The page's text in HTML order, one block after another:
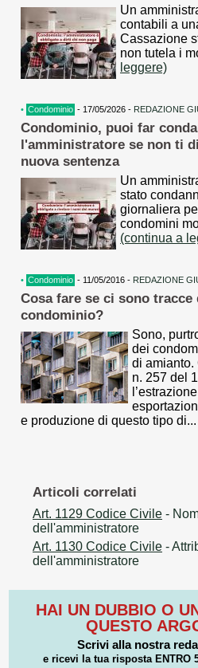
Un
contabili a
Cassazione
non tutela i
leggere)
• Condominio - 17/05/2026 - REDAZIONE
Condominio, puoi far
l'amministratore se non ti
nuova sentenza
Un
stato
giornaliera
condomini
(continua a
• Condominio - 11/05/2016 - REDAZIONE
Cosa fare se ci sono
condominio?
Sono,
dei
di amianto.
n. 257 del
e produzione di questo tipo di...
Articoli correlati
Art. 1129 Codice Civile -
dell'amministratore
Art. 1130 Codice Civile -
dell'amministratore
HAI UN DUBBIO O
QUESTO
Scrivi alla nostra
e ricevi la tua risposta ENTRO